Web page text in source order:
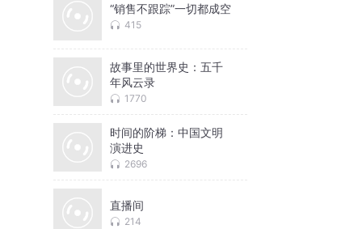
“销售不跟踪”一切都成空
415
故事里的世界史：五千
年风云录
1770
时间的阶梯：中国文明
演进史
2696
直播间
214